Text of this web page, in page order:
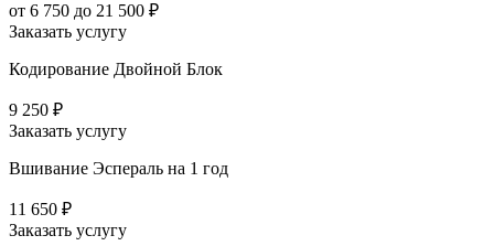
от 6 750 до 21 500 ₽
Заказать услугу
Кодирование Двойной Блок
9 250 ₽
Заказать услугу
Вшивание Эспераль на 1 год
11 650 ₽
Заказать услугу